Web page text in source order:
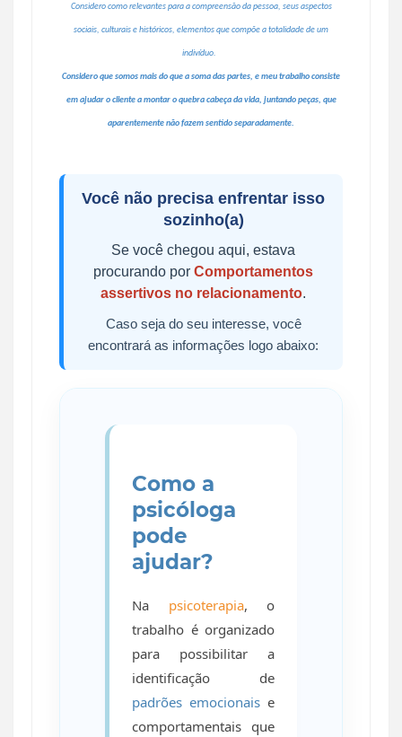
Considero como relevantes para a compreensão da pessoa, seus aspectos
sociais, culturais e históricos, elementos que compõe a totalidade de um
indivíduo.
Considero que somos mais do que a soma das partes, e meu trabalho consiste
em ajudar o cliente a montar o quebra cabeça da vida, juntando peças, que
aparentemente não fazem sentido separadamente.
Você não precisa enfrentar isso
sozinho(a)
Se você chegou aqui, estava
procurando por Comportamentos
assertivos no relacionamento.
Caso seja do seu interesse, você
encontrará as informações logo abaixo:
Como a
psicóloga
pode
ajudar?
Na psicoterapia, o
trabalho é organizado
para possibilitar a
identificação de
padrões emocionais e
comportamentais que